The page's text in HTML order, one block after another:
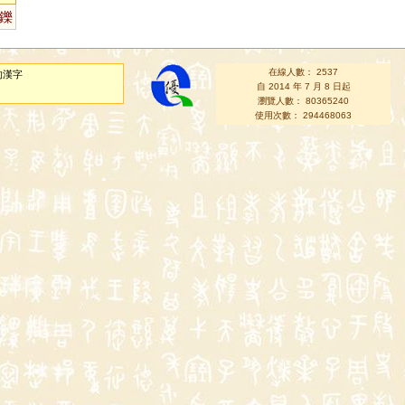
漢字
在線人數： 2537
自 2014 年 7 月 8 日起
瀏覽人數： 80365240
使用次數： 294468063